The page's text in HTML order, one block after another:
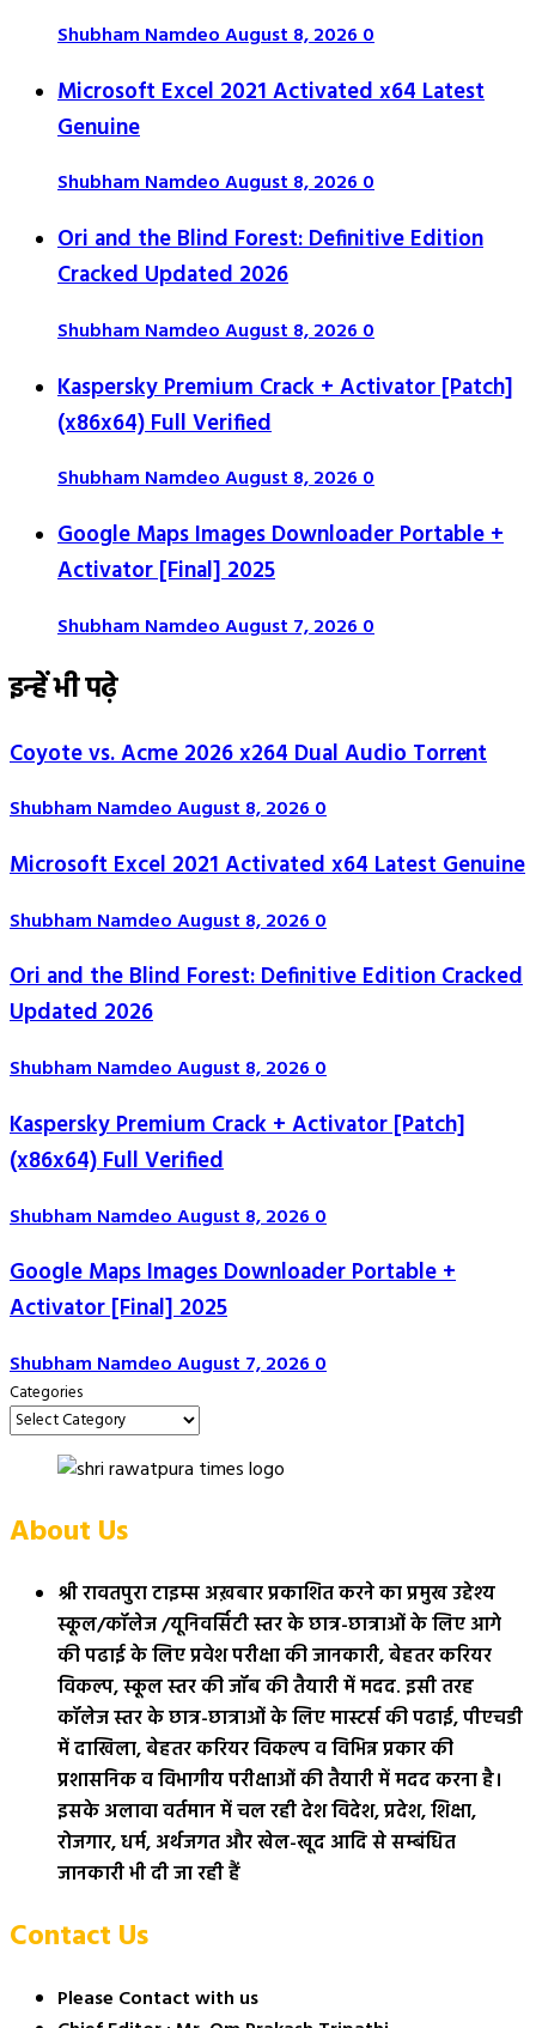
Shubham NamdeoAugust 8, 20260
Microsoft Excel 2021 Activated x64 Latest
Genuine
Shubham NamdeoAugust 8, 20260
Ori and the Blind Forest: Definitive Edition
Cracked Updated 2026
Shubham NamdeoAugust 8, 20260
Kaspersky Premium Crack + Activator [Patch]
(x86x64) Full Verified
Shubham NamdeoAugust 8, 20260
Google Maps Images Downloader Portable +
Activator [Final] 2025
Shubham NamdeoAugust 7, 20260
इन्हें भी पढ़े
Coyote vs. Acme 2026 x264 Dual Audio Torr𝐞nt
Shubham NamdeoAugust 8, 20260
Microsoft Excel 2021 Activated x64 Latest Genuine
Shubham NamdeoAugust 8, 20260
Ori and the Blind Forest: Definitive Edition Cracked
Updated 2026
Shubham NamdeoAugust 8, 20260
Kaspersky Premium Crack + Activator [Patch]
(x86x64) Full Verified
Shubham NamdeoAugust 8, 20260
Google Maps Images Downloader Portable +
Activator [Final] 2025
Shubham NamdeoAugust 7, 20260
Categories
About Us
श्री रावतपुरा टाइम्स अख़बार प्रकाशित करने का प्रमुख उद्देश्य
स्कूल/कॉलेज /यूनिवर्सिटी स्तर के छात्र-छात्राओं के लिए आगे
की पढाई के लिए प्रवेश परीक्षा की जानकारी, बेहतर करियर
विकल्प, स्कूल स्तर की जॉब की तैयारी में मदद. इसी तरह
कॉलेज स्तर के छात्र-छात्राओं के लिए मास्टर्स की पढाई, पीएचडी
में दाखिला, बेहतर करियर विकल्प व विभिन्न प्रकार की
प्रशासनिक व विभागीय परीक्षाओं की तैयारी में मदद करना है।
इसके अलावा वर्तमान में चल रही देश विदेश, प्रदेश, शिक्षा,
रोजगार, धर्म, अर्थजगत और खेल-खूद आदि से सम्बंधित
जानकारी भी दी जा रही हैं
Contact Us
Please Contact with us